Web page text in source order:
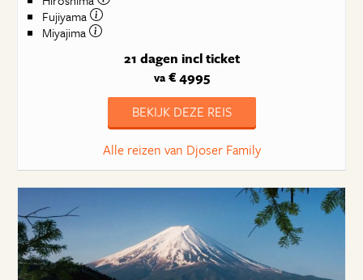
Fujiyama
Miyajima
21 dagen incl ticket
va€ 4995
BEKIJK DEZE REIS
Alle reizen van Djoser Family